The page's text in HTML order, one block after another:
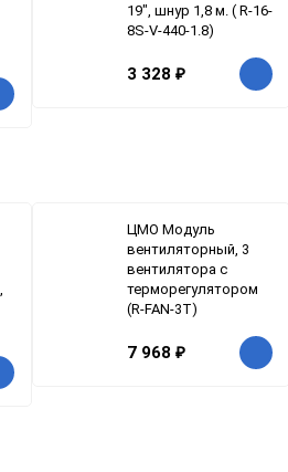
19", шнур 1,8 м. ( R-16-
8S-V-440-1.8)
3 328 ₽
ЦМО Модуль
вентиляторный, 3
вентилятора с
терморегулятором
(R-FAN-3T)
7 968 ₽